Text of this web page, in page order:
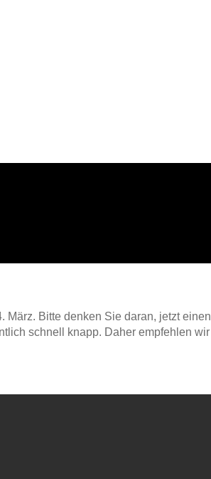
März. Bitte denken Sie daran, jetzt einen
schnell knapp. Daher empfehlen wir